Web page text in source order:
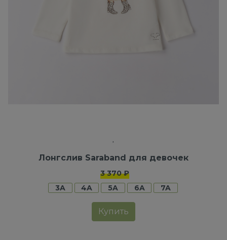
Лонгслив Saraband для девочек
3 370 ₽
3A
4A 5A 6A 7A
Купить